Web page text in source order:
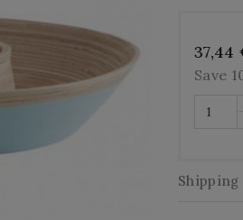
37,44
Save
Shipping